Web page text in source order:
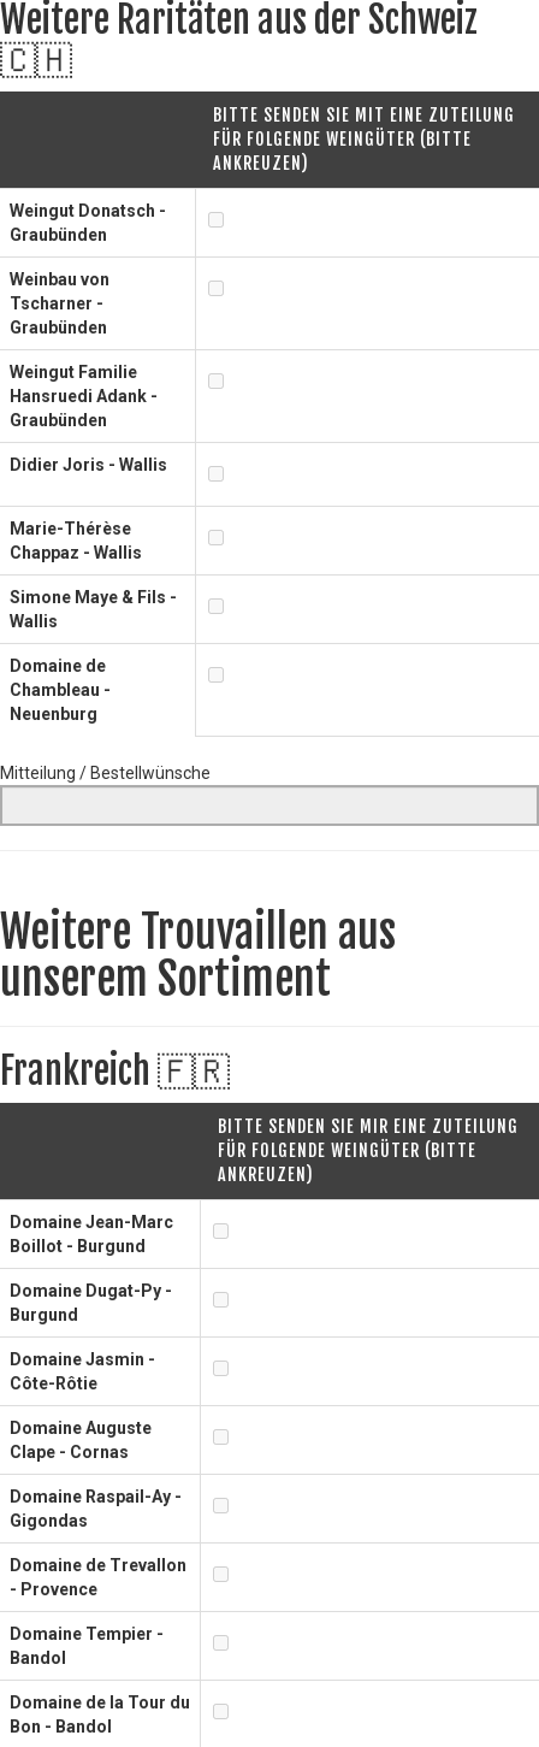
Weitere Raritäten aus der Schweiz
🇨🇭
BITTE SENDEN SIE MIT EINE ZUTEILUNG
FÜR FOLGENDE WEINGÜTER (BITTE
ANKREUZEN)
Weingut Donatsch -
Graubünden
Weinbau von
Tscharner -
Graubünden
Weingut Familie
Hansruedi Adank -
Graubünden
Didier Joris - Wallis
Marie-Thérèse
Chappaz - Wallis
Simone Maye & Fils -
Wallis
Domaine de
Chambleau -
Neuenburg
Mitteilung / Bestellwünsche
Weitere Trouvaillen aus
unserem Sortiment
Frankreich 🇫🇷
BITTE SENDEN SIE MIR EINE ZUTEILUNG
FÜR FOLGENDE WEINGÜTER (BITTE
ANKREUZEN)
Domaine Jean-Marc
Boillot - Burgund
Domaine Dugat-Py -
Burgund
Domaine Jasmin -
Côte-Rôtie
Domaine Auguste
Clape - Cornas
Domaine Raspail-Ay -
Gigondas
Domaine de Trevallon
- Provence
Domaine Tempier -
Bandol
Domaine de la Tour du
Bon - Bandol